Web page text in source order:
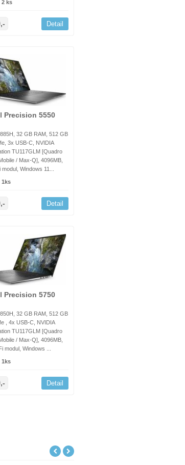
2 ks
Detail
Precision 5550
32 GB RAM, 512 GB
3x USB-C, NVIDIA
TU117GLM [Quadro
/ Max-Q], 4096MB,
modul, Windows 11...
1ks
Detail
Precision 5750
32 GB RAM, 512 GB
, 4x USB-C, NVIDIA
TU117GLM [Quadro
/ Max-Q], 4096MB,
modul, Windows ...
1ks
Detail